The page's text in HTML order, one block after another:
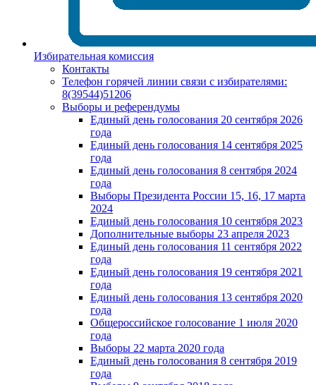
Избирательная комиссия
Контакты
Телефон горячей линии связи с избирателями:
8(39544)51206
Выборы и референдумы
Единый день голосования 20 сентября 2026
года
Единый день голосования 14 сентября 2025
года
Единый день голосования 8 сентября 2024
года
Выборы Президента России 15, 16, 17 марта
2024
Единый день голосования 10 сентября 2023
Дополнительные выборы 23 апреля 2023
Единый день голосования 11 сентября 2022
года
Единый день голосования 19 сентября 2021
года
Единый день голосования 13 сентября 2020
года
Общероссийское голосование 1 июля 2020
года
Выборы 22 марта 2020 года
Единый день голосования 8 сентября 2019
года